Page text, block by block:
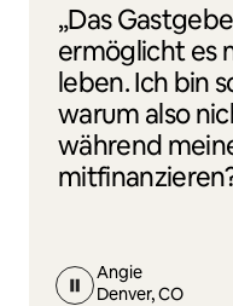
„Das
ermöglicht es
leben. Ich bin
warum also
während
Angie
Denver, CO